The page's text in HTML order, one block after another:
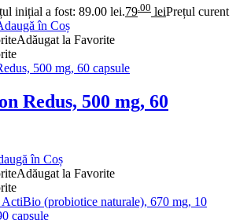
inițial a fost: 89.00 lei.79 .00 leiPrețul curent
în Coș
Adăugat la Favorite
Redus, 500 mg, 60
în Coș
Adăugat la Favorite